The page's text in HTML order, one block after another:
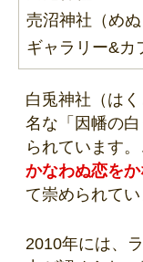
売沼神社（めぬ
ギャラリー&カ
白兎神社（は
名な「因幡の
られています
かなわぬ恋を
て崇められてい
2010年には、